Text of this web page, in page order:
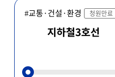
#교통·건설·환경 청원만료
지하철3호선